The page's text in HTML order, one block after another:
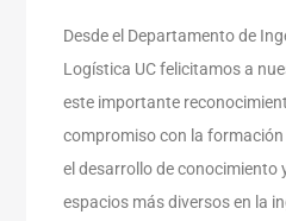
Desde el Departamento de
Logística UC felicitamos a
este importante
compromiso con la formación
el desarrollo de conocimiento
espacios más diversos en la